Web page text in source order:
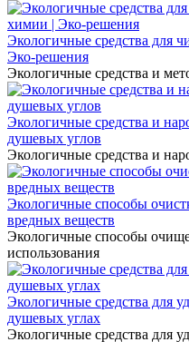
Экологичные средства для
Эко-решения
Экологичные средства и
Экологичные средства и
душевых углов
Экологичные средства и
Экологичные способы
вредных веществ
Экологичные способы
использования
Экологичные средства для
душевых углах
Экологичные средства для